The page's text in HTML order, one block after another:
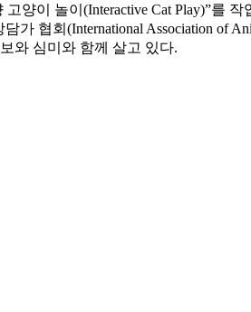
양이 놀이(Interactive Cat Play)”를
가 협회(International Association
와 심미와 함께 살고 있다.